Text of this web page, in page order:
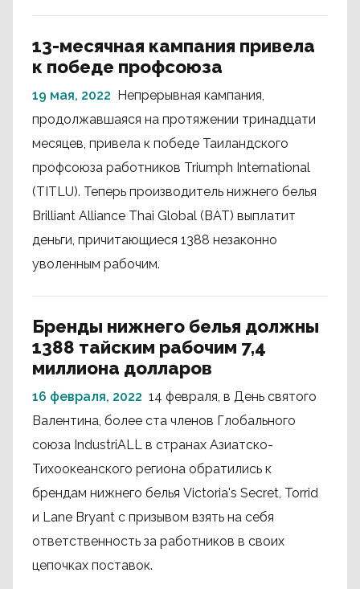
13-месячная кампания привела
к победе профсоюза
19 мая, 2022 Непрерывная кампания,
продолжавшаяся на протяжении тринадцати
месяцев, привела к победе Таиландского
профсоюза работников Triumph International
(TITLU). Теперь производитель нижнего белья
Brilliant Alliance Thai Global (BAT) выплатит
деньги, причитающиеся 1388 незаконно
уволенным рабочим.
Бренды нижнего белья должны
1388 тайским рабочим 7,4
миллиона долларов
16 февраля, 2022 14 февраля, в День святого
Валентина, более ста членов Глобального
союза IndustriALL в странах Азиатско-
Тихоокеанского региона обратились к
брендам нижнего белья Victoria's Secret, Torrid
и Lane Bryant с призывом взять на себя
ответственность за работников в своих
цепочках поставок.